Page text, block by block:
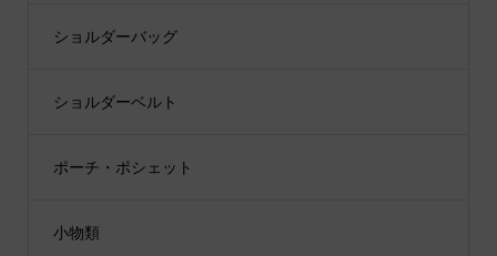
ショルダーバッグ
ショルダーベルト
ポーチ・ポシェット
小物類